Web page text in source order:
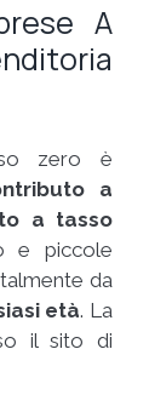
A
zero è
a
a tasso
e piccole
da
età. La
il sito di